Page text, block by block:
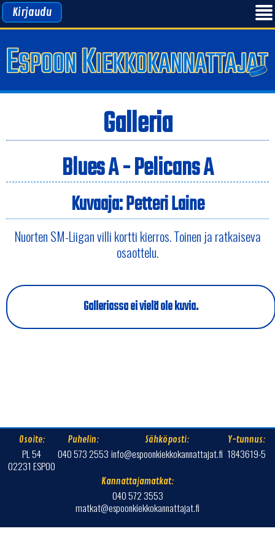
Kirjaudu
Galleria
Blues A - Pelicans A
Kuvaaja: Petteri Laine
Nuorten SM-Liigan villi kortti kierros. Toinen ja ratkaiseva
osaottelu.
Galleriassa ei vielä ole kuvia.
Osoite:
PL 54
02231 ESPOO
Puhelin:
040 573 2553
Sähköposti:
info@espoonkiekkokannattajat.fi
Y-tunnus:
1843619-5
Kannattajamatkat:
040 572 3553
matkat@espoonkiekkokannattajat.fi